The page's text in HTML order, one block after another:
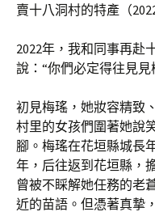
賣十八洞村的特產（
2022年，我和同事再赴
說：“你們必定得往見
初見梅瑤，她妝容精致
村里的女孩們圍著她說
腳。梅瑤在花垣縣城長
年，后往返到花垣縣，
曾被不睬解她任務的老
近的苗語。但憑著真摯